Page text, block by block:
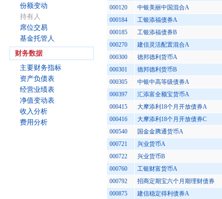
份额变动
持有人
席位交易
基金托管人
财务数据
主要财务指标
资产负债表
经营业绩表
净值变动表
收入分析
费用分析
000120
中银美丽中国混合A
000184
工银添福债券A
000185
工银添福债券B
000270
建信灵活配置混合A
000300
德邦德利货币A
000301
德邦德利货币B
000305
中银中高等级债券A
000397
汇添富全额宝货币A
000415
大摩添利18个月开放债券A
000416
大摩添利18个月开放债券C
000540
国金金腾通货币A
000721
兴业货币A
000722
兴业货币B
000760
工银财富货币A
000792
招商定期宝六个月期理财债券
000875
建信稳定得利债券A